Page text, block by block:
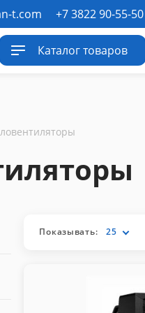
t.com +7 3822 90-55-50
Каталог товаров
Показывать: 25